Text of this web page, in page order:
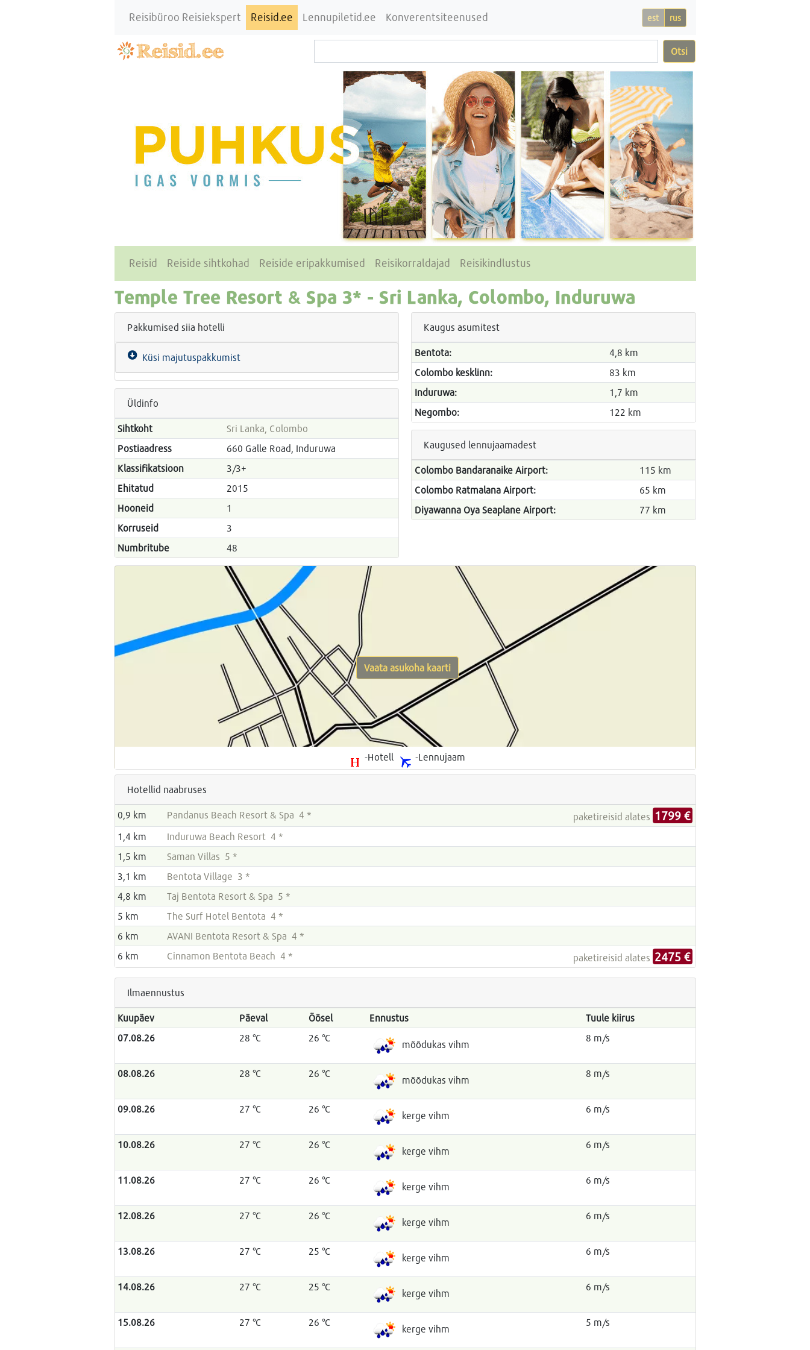
Reisibüroo Reisiekspert Reisid.ee Lennupiletid.ee Konverentsiteenused est rus
Otsi
Reisid Reiside sihtkohad Reiside eripakkumised Reisikorraldajad Reisikindlustus
Temple Tree Resort & Spa 3* - Sri Lanka, Colombo, Induruwa
Pakkumised siia hotelli
Küsi majutuspakkumist
Üldinfo
Sihtkoht
Sri Lanka, Colombo
Postiaadress
660 Galle Road, Induruwa
Klassifikatsioon
3/3+
Ehitatud
2015
Hooneid
1
Korruseid
3
Numbritube
48
Kaugus asumitest
Bentota:
4,8 km
Colombo kesklinn:
83 km
Induruwa:
1,7 km
Negombo:
122 km
Kaugused lennujaamadest
Colombo Bandaranaike Airport:
115 km
Colombo Ratmalana Airport:
65 km
Diyawanna Oya Seaplane Airport:
77 km
-Hotell -Lennujaam
Vaata asukoha kaarti
Hotellid naabruses
0,9 km Pandanus Beach Resort & Spa 4 * paketireisid alates 1799 €
1,4 km
Induruwa Beach Resort 4 *
1,5 km
Saman Villas 5 *
3,1 km
Bentota Village 3 *
4,8 km
Taj Bentota Resort & Spa 5 *
5 km
The Surf Hotel Bentota 4 *
6 km
AVANI Bentota Resort & Spa 4 *
6 km
Cinnamon Bentota Beach 4 * paketireisid alates 2475 €
Ilmaennustus
Kuupäev Päeval Öösel Ennustus
Tuule kiirus
07.08.26
28 °C 26 °C
mõõdukas vihm
8 m/s
08.08.26 28 °C 26 °C
mõõdukas vihm
8 m/s
09.08.26 27 °C 26 °C
kerge vihm
6 m/s
10.08.26 27 °C 26 °C
kerge vihm
6 m/s
11.08.26 27 °C 26 °C
kerge vihm
6 m/s
12.08.26 27 °C 26 °C
kerge vihm
6 m/s
13.08.26 27 °C 25 °C
kerge vihm
6 m/s
14.08.26 27 °C 25 °C
kerge vihm
6 m/s
15.08.26 27 °C 26 °C
kerge vihm
5 m/s